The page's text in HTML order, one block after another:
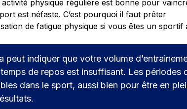
physique régulière est bonne pour
est néfaste. C’est pourquoi il faut prêter
de fatigue physique si vous êtes un sportif
peut indiquer que votre volume
de repos est insuffisant. Les périodes
dans le sport, aussi bien pour être en